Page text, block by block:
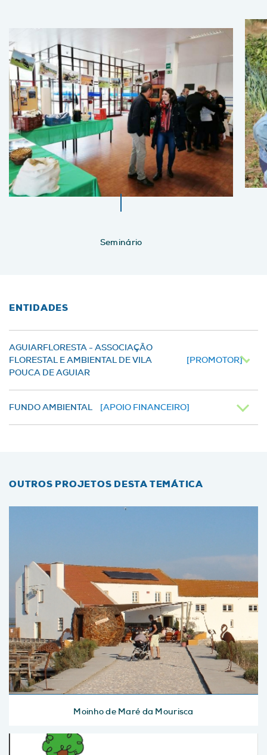
Seminário
ENTIDADES
AGUIARFLORESTA - ASSOCIAÇÃO
FLORESTAL E AMBIENTAL DE VILA
POUCA DE AGUIAR
[PROMOTOR]
FUNDO AMBIENTAL [APOIO FINANCEIRO]
OUTROS PROJETOS DESTA TEMÁTICA
Moinho de Maré da Mourisca